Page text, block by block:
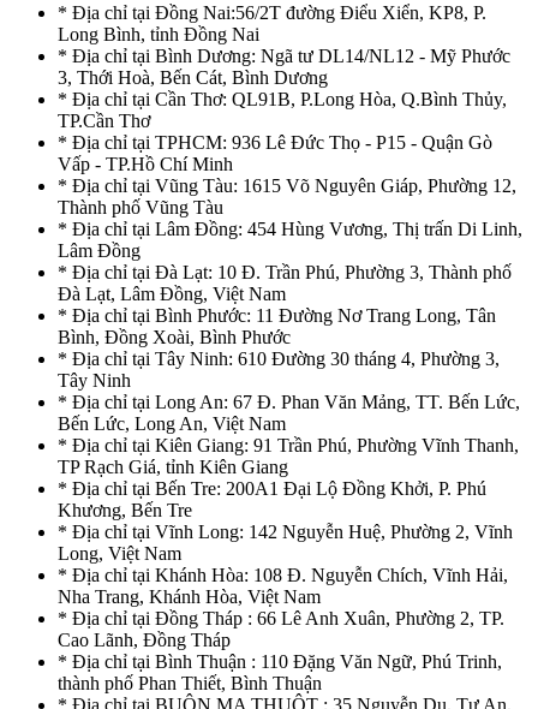
* Địa chỉ tại Đồng Nai:56/2T đường Điểu Xiển, KP8, P.
Long Bình, tỉnh Đồng Nai
* Địa chỉ tại Bình Dương: Ngã tư DL14/NL12 - Mỹ Phước
3, Thới Hoà, Bến Cát, Bình Dương
* Địa chỉ tại Cần Thơ: QL91B, P.Long Hòa, Q.Bình Thủy,
TP.Cần Thơ
* Địa chỉ tại TPHCM: 936 Lê Đức Thọ - P15 - Quận Gò
Vấp - TP.Hồ Chí Minh
* Địa chỉ tại Vũng Tàu: 1615 Võ Nguyên Giáp, Phường 12,
Thành phố Vũng Tàu
* Địa chỉ tại Lâm Đồng: 454 Hùng Vương, Thị trấn Di Linh,
Lâm Đồng
* Địa chỉ tại Đà Lạt: 10 Đ. Trần Phú, Phường 3, Thành phố
Đà Lạt, Lâm Đồng, Việt Nam
* Địa chỉ tại Bình Phước: 11 Đường Nơ Trang Long, Tân
Bình, Đồng Xoài, Bình Phước
* Địa chỉ tại Tây Ninh: 610 Đường 30 tháng 4, Phường 3,
Tây Ninh
* Địa chỉ tại Long An: 67 Đ. Phan Văn Mảng, TT. Bến Lức,
Bến Lức, Long An, Việt Nam
* Địa chỉ tại Kiên Giang: 91 Trần Phú, Phường Vĩnh Thanh,
TP Rạch Giá, tỉnh Kiên Giang
* Địa chỉ tại Bến Tre: 200A1 Đại Lộ Đồng Khởi, P. Phú
Khương, Bến Tre
* Địa chỉ tại Vĩnh Long: 142 Nguyễn Huệ, Phường 2, Vĩnh
Long, Việt Nam
* Địa chỉ tại Khánh Hòa: 108 Đ. Nguyễn Chích, Vĩnh Hải,
Nha Trang, Khánh Hòa, Việt Nam
* Địa chỉ tại Đồng Tháp : 66 Lê Anh Xuân, Phường 2, TP.
Cao Lãnh, Đồng Tháp
* Địa chỉ tại Bình Thuận : 110 Đặng Văn Ngữ, Phú Trinh,
thành phố Phan Thiết, Bình Thuận
* Địa chỉ tại BUÔN MA THUỘT : 35 Nguyễn Du, Tự An,